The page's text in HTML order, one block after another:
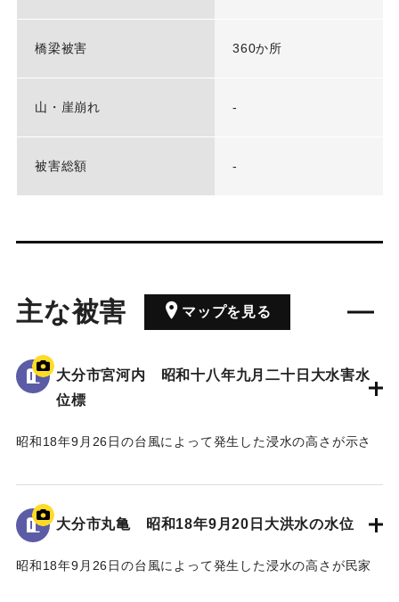
橋梁被害 360か所
山・崖崩れ -
被害総額 -
主な被害 マップを見る
大分市宮河内 昭和十八年九月二十日大水害水
位標
昭和18年9月26日の台風によって発生した浸水の高さが示さ
水位は看板の上にある水平の棒の位置であり、地面から3.5 m
の高さがある。
大分市丸亀 昭和18年9月20日大洪水の水位
昭和18年9月26日の台風によって発生した浸水の高さが民家